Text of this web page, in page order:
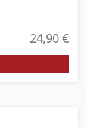
24,90 €